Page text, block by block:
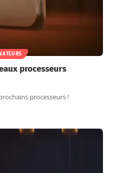
processeurs
processeurs !